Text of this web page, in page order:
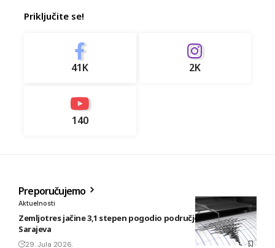
Priključite se!
41K 2K
140
Preporučujemo
Aktuelnosti
Zemljotres jačine 3,1 stepen pogodio područje istočno od
Sarajeva
29. Jula 2026.